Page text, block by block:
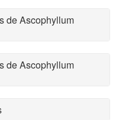
de Ascophyllum
de Ascophyllum